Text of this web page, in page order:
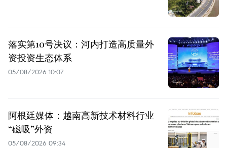
落实第10号决议：河内打造高质量外
资投资生态体系
05/08/2026 10:07
阿根廷媒体：越南高新技术材料行业
“磁吸”外资
05/08/2026 09:34